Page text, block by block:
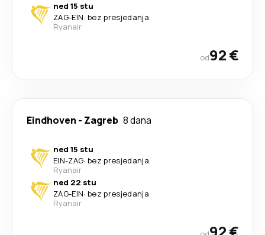
ned 15 stu
ZAG-EIN· bez presjedanja
Ryanair
od92 €
Eindhoven - Zagreb 8 dana
ned 15 stu
EIN-ZAG· bez presjedanja
Ryanair
ned 22 stu
ZAG-EIN· bez presjedanja
Ryanair